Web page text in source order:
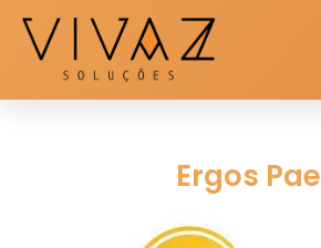
Ergos Pae